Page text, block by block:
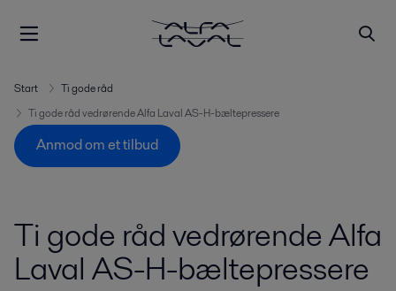
Start
Ti gode råd
Ti gode råd vedrørende Alfa Laval AS-H-bæltepressere
Anmod om et tilbud
Ti gode råd vedrørende Alfa
Laval AS-H-bæltepressere